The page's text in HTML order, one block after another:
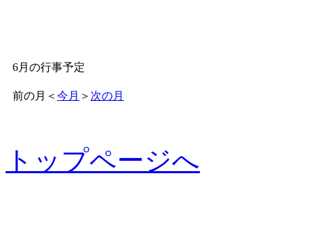
6月の行事予定
前の月 ＜ 今月 ＞ 次の月
トップページへ